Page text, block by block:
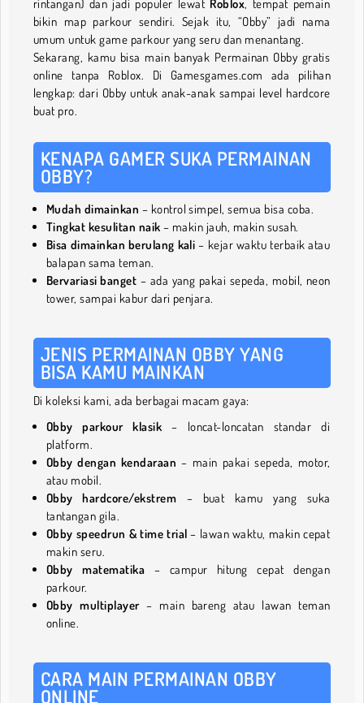
rintangan) dan jadi populer lewat Roblox, tempat pemain
bikin map parkour sendiri. Sejak itu, “Obby” jadi nama
umum untuk game parkour yang seru dan menantang.
Sekarang, kamu bisa main banyak Permainan Obby gratis
online tanpa Roblox. Di Gamesgames.com ada pilihan
lengkap: dari Obby untuk anak-anak sampai level hardcore
buat pro.
KENAPA GAMER SUKA PERMAINAN
OBBY?
Mudah dimainkan – kontrol simpel, semua bisa coba.
Tingkat kesulitan naik – makin jauh, makin susah.
Bisa dimainkan berulang kali – kejar waktu terbaik atau
balapan sama teman.
Bervariasi banget – ada yang pakai sepeda, mobil, neon
tower, sampai kabur dari penjara.
JENIS PERMAINAN OBBY YANG
BISA KAMU MAINKAN
Di koleksi kami, ada berbagai macam gaya:
Obby parkour klasik – loncat-loncatan standar di
platform.
Obby dengan kendaraan – main pakai sepeda, motor,
atau mobil.
Obby hardcore/ekstrem – buat kamu yang suka
tantangan gila.
Obby speedrun & time trial – lawan waktu, makin cepat
makin seru.
Obby matematika – campur hitung cepat dengan
parkour.
Obby multiplayer– main bareng atau lawan teman
online.
CARA MAIN PERMAINAN OBBY
ONLINE